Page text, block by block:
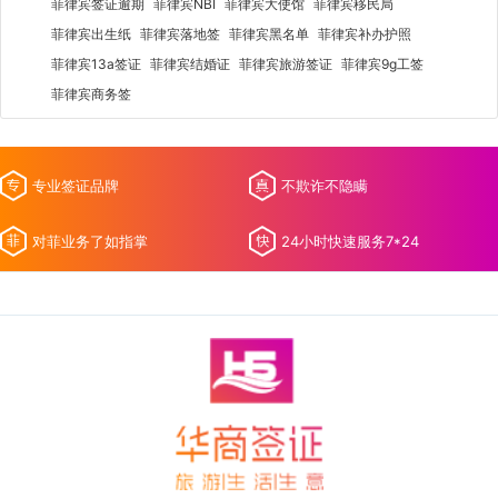
菲律宾签证逾期 菲律宾NBI 菲律宾大使馆 菲律宾移民局
菲律宾出生纸 菲律宾落地签 菲律宾黑名单 菲律宾补办护照
菲律宾13a签证 菲律宾结婚证 菲律宾旅游签证 菲律宾9g工签
菲律宾商务签
专业签证品牌 不欺诈不隐瞒
对菲业务了如指掌 24小时快速服务7*24